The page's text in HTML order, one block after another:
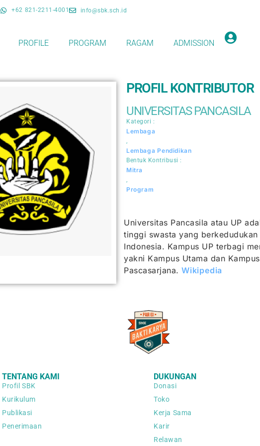
+62 821-2211-4001 info@sbk.sch.id
PROFILE PROGRAM RAGAM ADMISSION
PROFIL KONTRIBUTOR
UNIVERSITAS PANCASILA
Kategori :
Lembaga
Lembaga Pendidikan
Bentuk Kontribusi :
Mitra
Program
Universitas Pancasila atau UP
tinggi swasta yang
Indonesia. Kampus UP terbagi
yakni Kampus Utama dan Kampus
Pascasarjana. Wikipedia
TENTANG KAMI
Profil SBK
Kurikulum
Publikasi
Penerimaan
DUKUNGAN
Donasi
Toko
Kerja Sama
Karir
Relawan